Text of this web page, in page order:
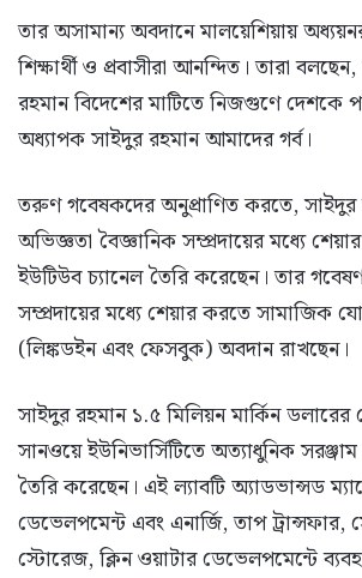
তার অসামান্য অবদানে মালয়েশিয়ায়
শিক্ষার্থী ও প্রবাসীরা আনন্দিত। তারা
রহমান বিদেশের মাটিতে নিজগুণে দেশকে
অধ্যাপক সাইদুর রহমান আমাদের গর্ব।
তরুণ গবেষকদের অনুপ্রাণিত করতে, সাইদুর
অভিজ্ঞতা বৈজ্ঞানিক সম্প্রদায়ের মধ্যে
ইউটিউব চ্যানেল তৈরি করেছেন। তার
সম্প্রদায়ের মধ্যে শেয়ার করতে সামাজিক
(লিঙ্কডইন এবং ফেসবুক) অবদান রাখছেন।
সাইদুর রহমান ১.৫ মিলিয়ন মার্কিন
সানওয়ে ইউনিভার্সিটিতে অত্যাধুনিক
তৈরি করেছেন। এই ল্যাবটি অ্যাডভান্সড
ডেভেলপমেন্ট এবং এনার্জি, তাপ ট্রান্সফার,
স্টোরেজ, ক্লিন ওয়াটার ডেভেলপমেন্টে